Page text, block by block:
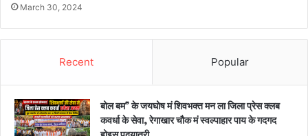
March 30, 2024
Recent Popular
बोल बम” के जयघोष मं शिवभक्त मन ला जिला प्रेस क्लब
कवर्धा के सेवा, रेगाखार चौक मं स्वल्पाहार पाय के गदगद